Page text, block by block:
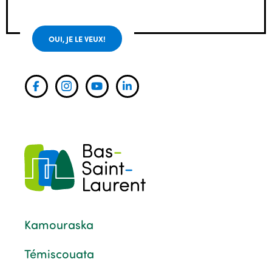
OUI, JE LE VEUX!
Kamouraska
Témiscouata